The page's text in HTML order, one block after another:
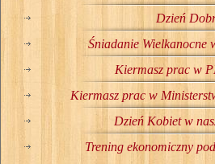
Dzień
Śniadanie Wielkanocne
Kiermasz prac w
Kiermasz prac w
Dzień Kobiet w
Trening ekonomiczny